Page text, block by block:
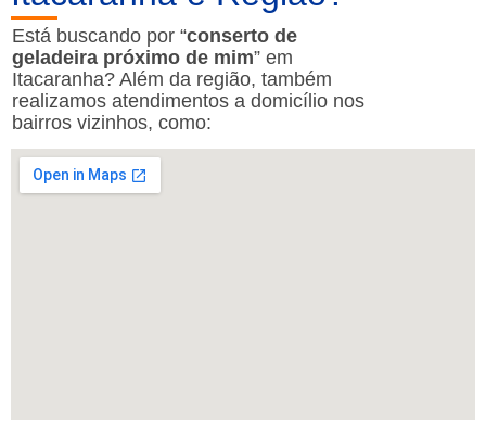
Está buscando por “conserto de
geladeira próximo de mim” em
Itacaranha? Além da região, também
realizamos atendimentos a domicílio nos
bairros vizinhos, como: